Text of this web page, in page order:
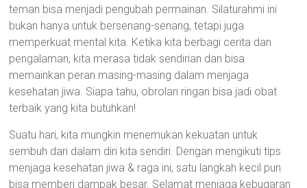
teman bisa menjadi pengubah permainan. Silaturahmi ini
bukan hanya untuk bersenang-senang, tetapi juga
memperkuat mental kita. Ketika kita berbagi cerita dan
pengalaman, kita merasa tidak sendirian dan bisa
memainkan peran masing-masing dalam menjaga
kesehatan jiwa. Siapa tahu, obrolan ringan bisa jadi obat
terbaik yang kita butuhkan!
Suatu hari, kita mungkin menemukan kekuatan untuk
sembuh dari dalam diri kita sendiri. Dengan mengikuti tips
menjaga kesehatan jiwa & raga ini, satu langkah kecil pun
bisa memberi dampak besar. Selamat menjaga kebugaran